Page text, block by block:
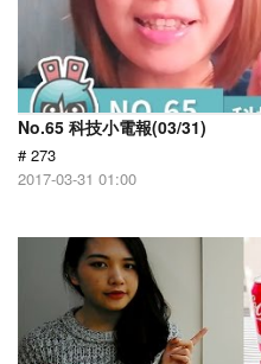
No.65 科技小電報(03/31)
# 273
2017-03-31 01:00